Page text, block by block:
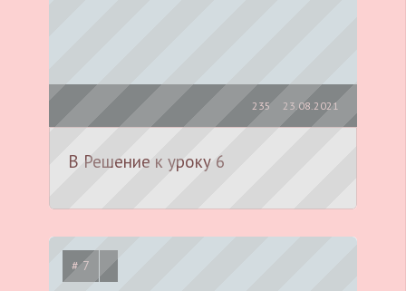
23.08.2021
235
В Решение к уроку 6
# 7